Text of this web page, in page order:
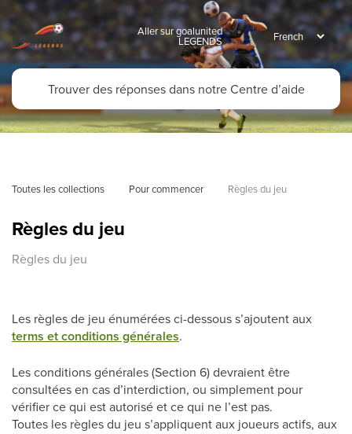
Aller sur goalunited
LEGENDS
Toutes les collections Pour commencer Règles du jeu
Règles du jeu
Règles du jeu
Les règles de jeu énumérées ci-dessous s’ajoutent aux
terms et conditions générales.
Les conditions générales (Section 6) devraient être
consultées en cas d’interdiction, ou simplement pour
vérifier ce qui est autorisé et ce qui ne l’est pas.
Toutes les règles du jeu s’appliquent aux joueurs actifs, aux